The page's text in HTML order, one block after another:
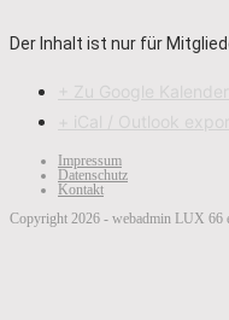
Der Inhalt ist nur für
+ Zu Google
+ iCal / Outlook export
Impressum
Datenschutz
Kontakt
Copyright 2026 - webadmin LUX 66